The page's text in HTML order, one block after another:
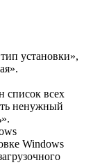
установки»,
список всех
ненужный